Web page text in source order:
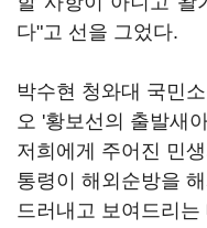
다"고 선을 그었다.
박수현 청와대 국민
오 '황보선의 출발새
저희에게 주어진 민
통령이 해외순방을
드러내고 보여드리